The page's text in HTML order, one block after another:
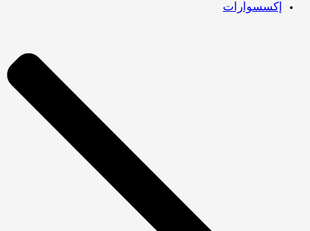
إكسسوارات